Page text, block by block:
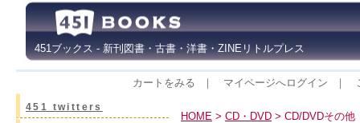
451ブックス - 新刊図書・古書・洋書・ZINEリトルプレス
カートをみる ｜ マイページへログイン ｜
451 twitters
HOME > CD・DVD > CD/DVDその他